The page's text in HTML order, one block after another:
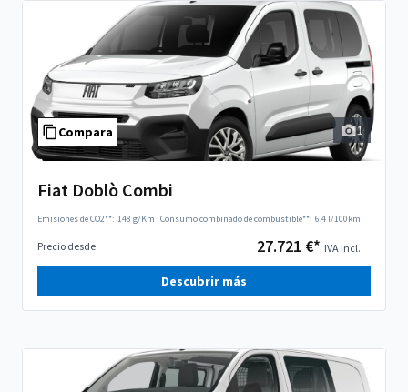
Compara 1
Fiat Doblò Combi
Emisiones de CO2**: 148 g/Km ·Consumo combinado de combustible**: 6.4 l/100km
Precio desde 27.721 €* IVA incl.
Descubrir más